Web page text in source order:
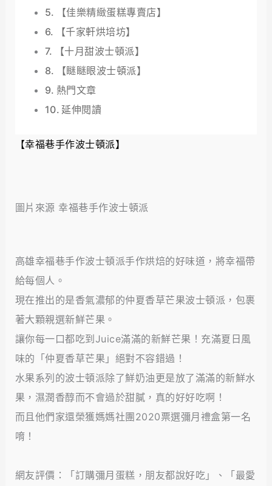
【佳樂精緻蛋糕專賣店】
【千家軒烘培坊】
【十月甜波士頓派】
【瞇瞇眼波士頓派】
熱門文章
延伸閱讀
【幸福巷手作波士頓派】
圖片來源 幸福巷手作波士頓派
高雄幸福巷手作波士頓派手作烘焙的好味道，將幸福帶
給每個人。
現在推出的是香氣濃郁的仲夏香草芒果波士頓派，包裹
著大顆親選新鮮芒果。
讓你每一口都吃到Juice滿滿的新鮮芒果！充滿夏日風
味的「仲夏香草芒果」絕對不容錯過！
水果系列的波士頓派除了鮮奶油更是放了滿滿的新鮮水
果，濕潤香醇而不會過於甜膩，真的好好吃啊！
而且他們家還榮獲媽媽社團2020票選彌月禮盒第一名
唷！
網友評價：「訂購彌月蛋糕，朋友都說好吃」、「最愛